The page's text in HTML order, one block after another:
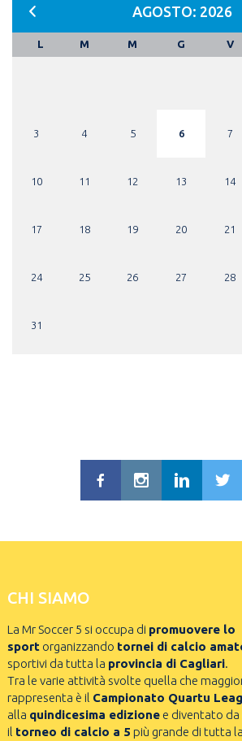
AGOSTO: 2026
L M M G V
3 4 5 6 7
10 11 12 13 14
17 18 19 20 21
24 25 26 27 28
31
CHI SIAMO
La Mr Soccer 5 si occupa di promuovere lo
sportorganizzando tornei di calcio
sportivi da tutta la provincia di Cagliari.
Tra le varie attività svolte quella che
rappresenta è il Campionato Quartu
alla quindicesima edizionee diventato da
il torneo di calcio a 5 più grande di tutta la